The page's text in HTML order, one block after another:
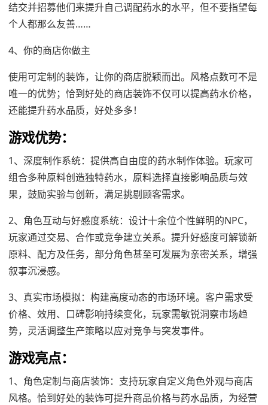
结交并招募他们来提升自己调配药水的水平，但不要指望每
个人都那么友善……
4、你的商店你做主
使用可定制的装饰，让你的商店脱颖而出。风格点数可不是
唯一的优势；恰到好处的商店装饰不仅可以提高药水价格，
还能提升药水品质，好处多多！
游戏优势：
1、深度制作系统：提供高自由度的药水制作体验。玩家可
组合多种原料创造独特药水，原料选择直接影响品质与效
果，鼓励实验与创新，满足挑剔顾客需求。
2、角色互动与好感度系统：设计十余位个性鲜明的NPC，
玩家通过交易、合作或竞争建立关系。提升好感度可解锁新
原料、配方及任务，部分角色甚至可发展为亲密关系，增强
叙事沉浸感。
3、真实市场模拟：构建高度动态的市场环境。客户需求受
价格、效用、口碑影响持续变化，玩家需敏锐洞察市场趋
势，灵活调整生产策略以应对竞争与突发事件。
游戏亮点：
1、角色定制与商店装饰：支持玩家自定义角色外观与商店
风格。恰到好处的装饰可提升商品价格与药水品质，为经营